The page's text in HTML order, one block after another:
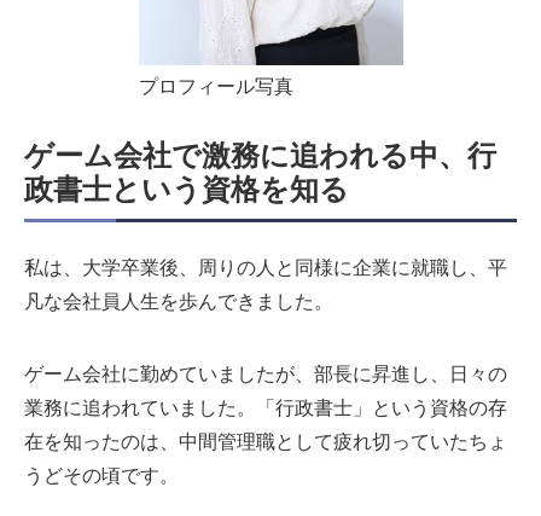
プロフィール写真
ゲーム会社で激務に追われる中、行
政書士という資格を知る
私は、大学卒業後、周りの人と同様に企業に就職し、平
凡な会社員人生を歩んできました。
ゲーム会社に勤めていましたが、部長に昇進し、日々の
業務に追われていました。「行政書士」という資格の存
在を知ったのは、中間管理職として疲れ切っていたちょ
うどその頃です。